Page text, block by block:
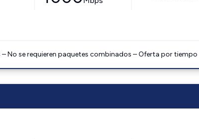
No se requieren paquetes combinados – Oferta por